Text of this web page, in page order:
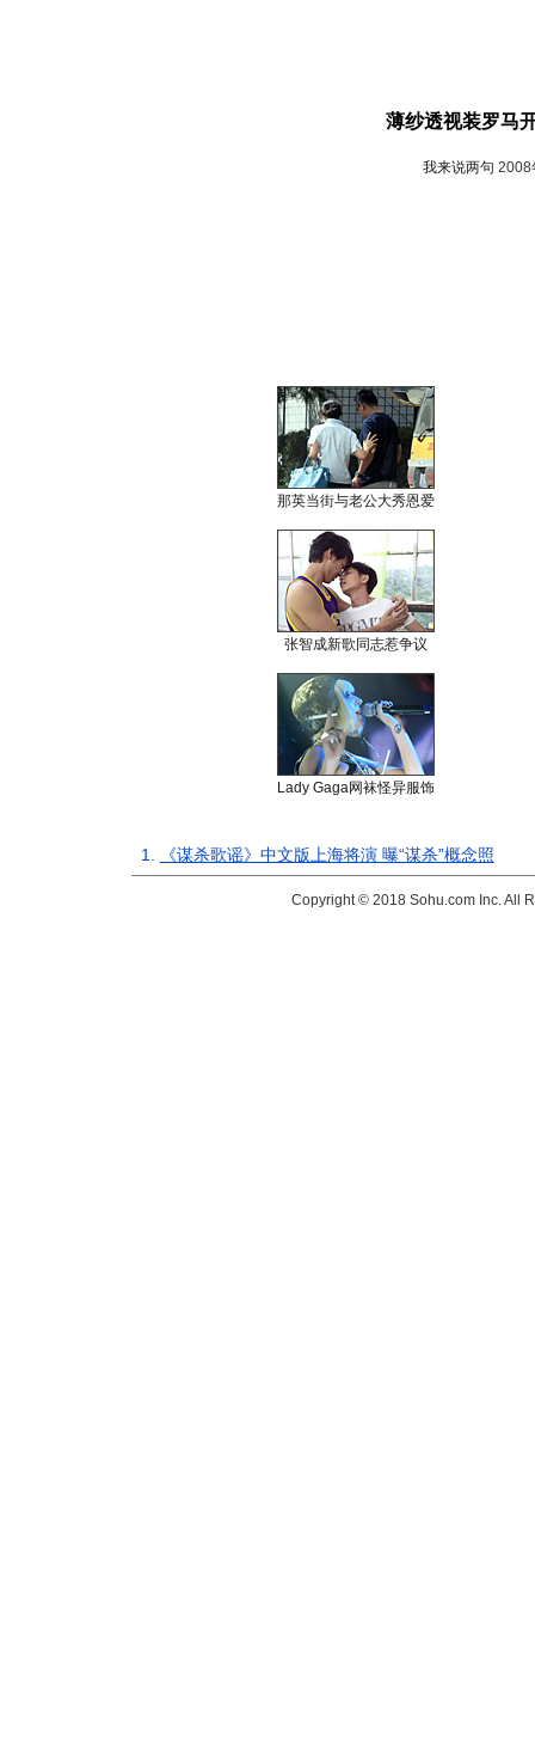
薄纱透视装罗马
我来说两句 2008
那英当街与老公大秀恩爱
张智成新歌同志惹争议
Lady Gaga网袜怪异服饰
1. 《谋杀歌谣》中文版上海将演 曝“谋杀”概念照
Copyright © 2018 Sohu.com Inc. All